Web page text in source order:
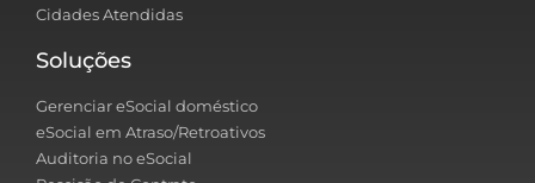
Cidades Atendidas
Soluções
Gerenciar eSocial doméstico
eSocial em Atraso/Retroativos
Auditoria no eSocial